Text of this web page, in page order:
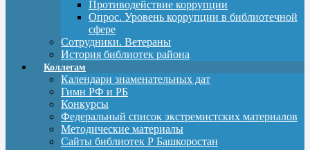
Противодействие коррупции
Опрос. Уровень коррупции в библиотечной
сфере
Сотрудники. Ветераны
История библиотек района
Коллегам
Календари знаменательных дат
Гимн РФ и РБ
Конкурсы
Федеральный список экстремистских материалов
Методические материалы
Сайты библиотек Р Башкоростан